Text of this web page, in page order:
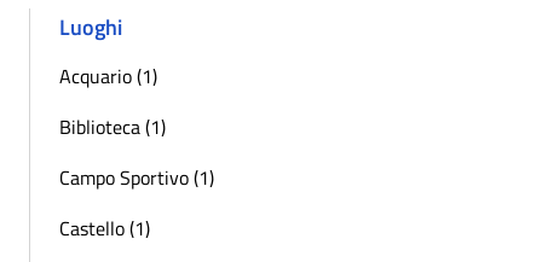
Luoghi
Acquario (1)
Biblioteca (1)
Campo Sportivo (1)
Castello (1)